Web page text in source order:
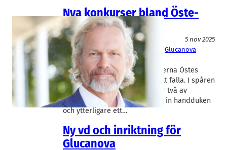
Nya konkurser bland Öste-
bolagen
Livsmedel/Functional Food
5 nov 2025
Aventure , BerryLab Double Good
Glucanova
Björn Öste
Dominobrickorna i Oatly-bröderna Östes
företagsimperium fortsätter att falla. I spåren
av ägarbolagens konkurser har två av
portföljbolagen i sfären kastat in handduken
och ytterligare ett…
Ny vd och inriktning för
Glucanova